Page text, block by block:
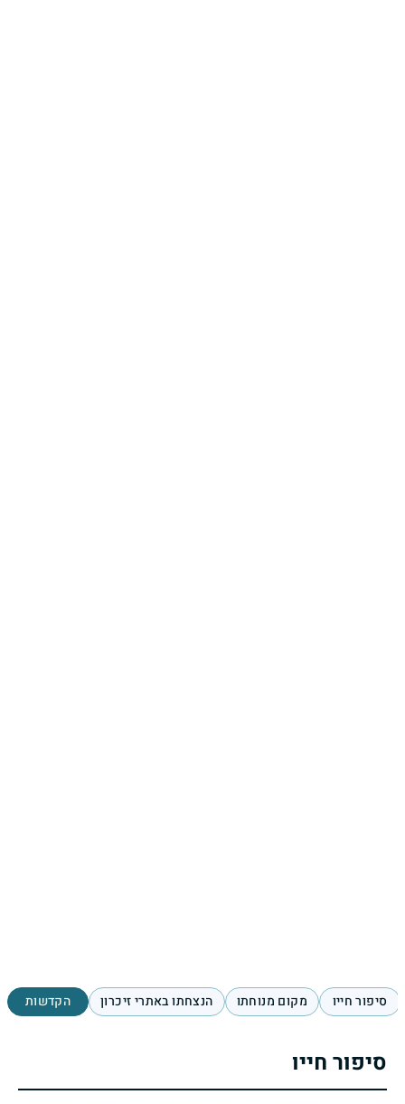
סיפור חייו מקום מנוחתו הנצחתו באתרי זיכרון הקדשות
סיפור חייו